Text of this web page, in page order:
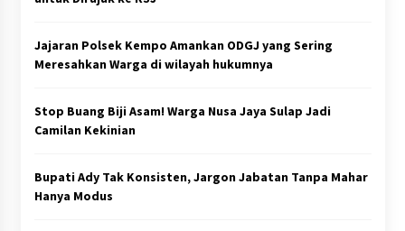
Jajaran Polsek Kempo Amankan ODGJ yang Sering
Meresahkan Warga di wilayah hukumnya
Stop Buang Biji Asam! Warga Nusa Jaya Sulap Jadi
Camilan Kekinian
Bupati Ady Tak Konsisten, Jargon Jabatan Tanpa Mahar
Hanya Modus